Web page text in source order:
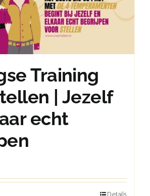
Training
| Jezelf
echt
Details